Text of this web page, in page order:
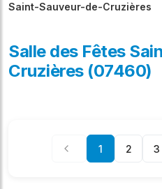
Saint-Sauveur-de-Cruzières
Salle des Fêtes
Cruzières (07460)
1 2 3